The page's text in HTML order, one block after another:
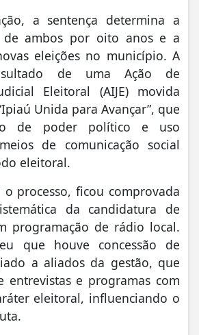
a sentença determina a
de ambos por oito anos e a
eleições no município. A
de uma Ação de
Eleitoral (AIJE) movida
Unida para Avançar”, que
de poder político e uso
de comunicação social
eleitoral.
processo, ficou comprovada
da candidatura de
programação de rádio local.
que houve concessão de
a aliados da gestão, que
entrevistas e programas com
eleitoral, influenciando o